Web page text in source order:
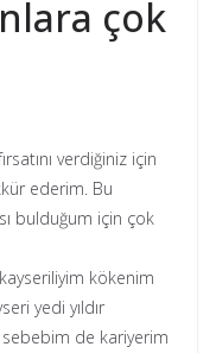
çok
verdiğiniz için
ederim. Bu
bulduğum için çok
kökenim
yedi yıldır
de kariyerim